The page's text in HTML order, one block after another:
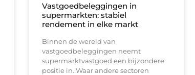
Vastgoedbeleggingen in
supermarkten: stabiel
rendement in elke markt
Binnen de wereld van
vastgoedbeleggingen neemt
supermarktvastgoed een bijzondere
positie in. Waar andere sectoren